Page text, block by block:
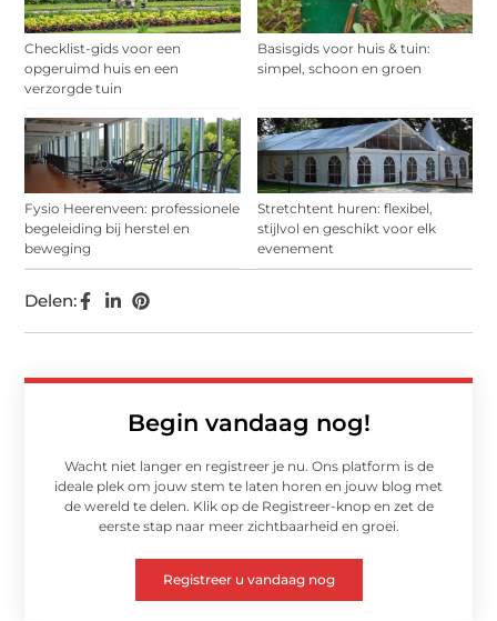
Checklist-gids voor een
opgeruimd huis en een
verzorgde tuin
Basisgids voor huis & tuin:
simpel, schoon en groen
Fysio Heerenveen: professionele
begeleiding bij herstel en
beweging
Stretchtent huren: flexibel,
stijlvol en geschikt voor elk
evenement
Begin vandaag nog!
Wacht niet langer en registreer je nu. Ons platform is de
ideale plek om jouw stem te laten horen en jouw blog met
de wereld te delen. Klik op de Registreer-knop en zet de
eerste stap naar meer zichtbaarheid en groei.
Registreer u vandaag nog
Delen: